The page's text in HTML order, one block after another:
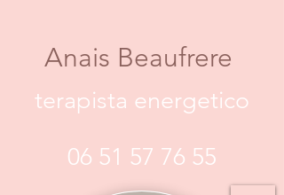
Anais Beaufrere
terapista energetico
06 51 57 76 55